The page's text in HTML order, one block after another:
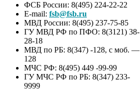
ФСБ России: 8(495) 224-22-22
E-mail: fsb@fsb.ru
МВД России: 8(495) 237-75-85
ГУ МВД РФ по ПФО: 8(3121) 38-
28-18
МВД по РБ: 8(347) -128, с моб. —
128
МЧС РФ: 8(495) 449 -99-99
ГУ МЧС РФ по РБ: 8(347) 233-
9999